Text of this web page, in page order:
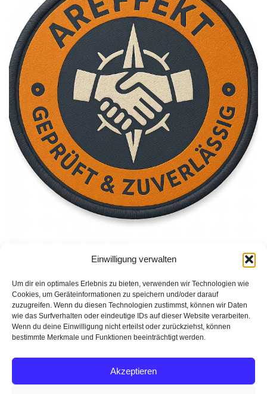
Einwilligung verwalten
Um dir ein optimales Erlebnis zu bieten, verwenden wir Technologien wie
Cookies, um Geräteinformationen zu speichern und/oder darauf
zuzugreifen. Wenn du diesen Technologien zustimmst, können wir Daten
wie das Surfverhalten oder eindeutige IDs auf dieser Website verarbeiten.
Wenn du deine Einwilligung nicht erteilst oder zurückziehst, können
bestimmte Merkmale und Funktionen beeinträchtigt werden.
Akzeptieren
Teamevents in Ihrer Region
Die Pappboot-Regatta eignet sich vor allem für größere
Firmengruppen und passende Veranstaltungsflächen.
Besonders interessant sind:
Freiburg und Bad Krozingen